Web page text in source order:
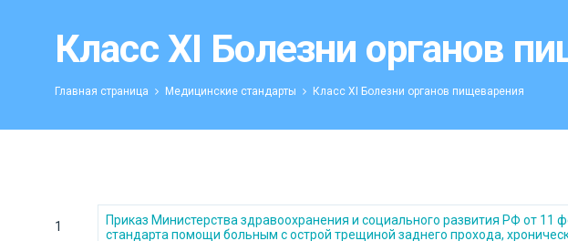
Класс XI Болезни органов
Главная страница Медицинские стандарты Класс XI Болезни органов пищеварения
1
Приказ Министерства здравоохранения и социального развития РФ от 11
стандарта помощи больным с острой трещиной заднего прохода,